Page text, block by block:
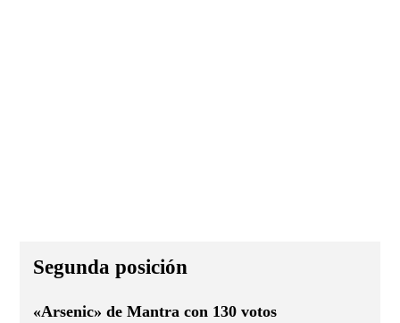
Segunda posición
«Arsenic» de Mantra con 130 votos